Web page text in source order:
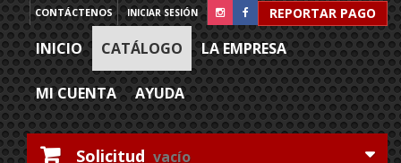
REPORTAR PAGO
INICIAR SESIÓN
CONTÁCTENOS
INICIO CATÁLOGO LA EMPRESA
MI CUENTA AYUDA
Solicitud vacío